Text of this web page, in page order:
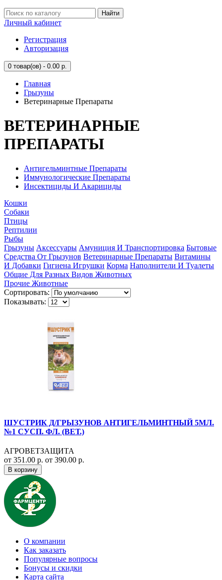
Найти
Личный кабинет
Регистрация
Авторизация
0 товар(ов) - 0.00 р.
Главная
Грызуны
Ветеринарные Препараты
ВЕТЕРИНАРНЫЕ
ПРЕПАРАТЫ
Антигельминтные Препараты
Иммунологические Препараты
Инсектициды И Акарициды
Кошки
Собаки
Птицы
Рептилии
Рыбы
Грызуны Аксессуары Амуниция И Транспортировка Бытовые
Средства От Грызунов Ветеринарные Препараты Витамины
И Добавки Гигиена Игрушки Корма Наполнители И Туалеты
Общие Для Разных Видов Животных
Прочие Животные
Сортировать:
Показывать:
ШУСТРИК Д/ГРЫЗУНОВ АНТИГЕЛЬМИНТНЫЙ 5МЛ.
№1 СУСП. ФЛ. (ВЕТ.)
АГРОВЕТЗАЩИТА
от 351.00 р. от 390.00 р.
В корзину
О компании
Как заказать
Популярные вопросы
Бонусы и скидки
Карта сайта